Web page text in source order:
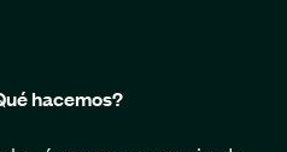
hacemos?